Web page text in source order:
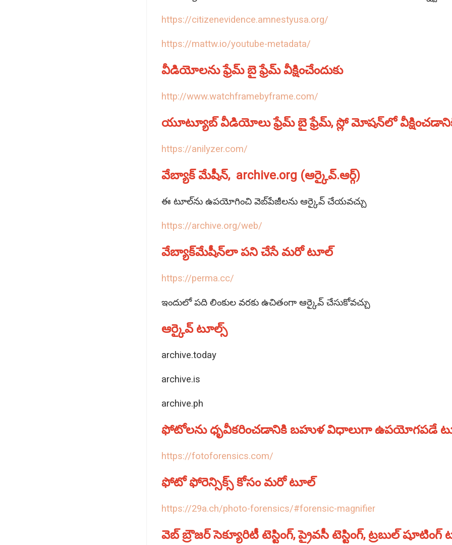
https://citizenevidence.amnestyusa.org/
https://mattw.io/youtube-metadata/
వీడియోలను ఫ్రేమ్‌ బై ఫ్రేమ్‌ వీక్షించేందుకు
http://www.watchframebyframe.com/
యూట్యూబ్‌ వీడియోలు ఫ్రేమ్‌ బై ఫ్రేమ్‌, స్లో మోషన్‌లో
https://anilyzer.com/
వేబ్యాక్‌ మేషీన్‌, archive.org (ఆర్కైవ్‌.ఆర్గ్‌)
ఈ టూల్‌ను ఉపయోగించి వెబ్‌పేజీలను ఆర్కైవ్‌ చేయవచ్చు
https://archive.org/web/
వేబ్యాక్‌మేషీన్‌లా పని చేసే మరో టూల్‌
https://perma.cc/
ఇందులో పది లింకుల వరకు ఉచితంగా ఆర్కైవ్‌ చేసుకోవచ్చు
ఆర్కైవ్‌ టూల్స్‌
archive.today
archive.is
archive.ph
ఫోటోలను ధృవీకరించడానికి బహుళ విధాలుగా ఉపయోగపడే
https://fotoforensics.com/
ఫోటో ఫోరెన్సిక్స్‌ కోసం మరో టూల్‌
https://29a.ch/photo-forensics/#forensic-magnifier
వెబ్ బ్రౌజర్‌ సెక్యూరిటీ టెస్టింగ్‌, ప్రైవసీ టెస్టింగ్, ట్రబుల్‌ షూటింగ్‌